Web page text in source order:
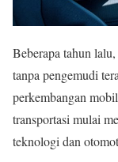
Beberapa tahun
tanpa pengemudi
perkembangan
transportasi mulai
teknologi dan